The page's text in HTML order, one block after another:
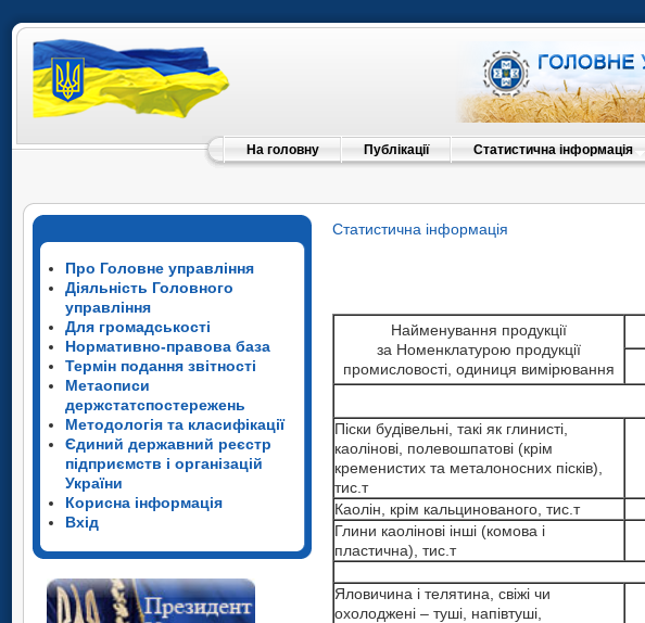
На головну Публікації Статистична інформація
Про Головне управління
Діяльність Головного
управління
Для громадськості
Нормативно-правова база
Термін подання звітності
Метаописи
держстатспостережень
Методологія та класифікації
Єдиний державний реєстр
підприємств і організацій
України
Корисна інформація
Вхід
Статистична інформація
Найменування продукції
за Номенклатурою продукції
промисловості, одиниця вимірювання
Піски будівельні, такі як глинисті,
каолінові, полевошпатові (крім
кременистих та металоносних пісків),
тис.т
Каолін, крім кальцинованого, тис.т
Глини каолінові інші (комова і
пластична), тис.т
Яловичина і телятина, свіжі чи
охолоджені – туші, напівтуші,